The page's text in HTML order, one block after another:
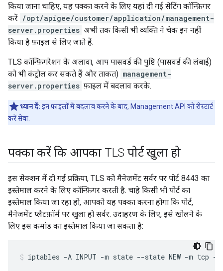
किया जाना चाहिए, यह पक्का करने के लिए यहां दी गई सेटिंग कॉन्फ़िगर
करें /opt/apigee/customer/application/management-
server.properties अभी तक किसी भी व्यक्ति ने चेक इन नहीं
किया है फ़ाइल से लिए जाते हैं.
TLS कॉन्फ़िगरेशन के अलावा, आप पासवर्ड की पुष्टि (पासवर्ड की लंबाई)
को भी कंट्रोल कर सकते हैं और ताकत) management-
server.properties फ़ाइल में बदलाव करके.
ध्यान दें: इन फ़ाइलों में बदलाव करने के बाद, Management API को रीस्टार्ट
करें सेवा.
पक्का करें कि आपका TLS पोर्ट खुला हो
इस सेक्शन में दी गई प्रक्रिया, TLS को मैनेजमेंट सर्वर पर पोर्ट 8443 का
इस्तेमाल करने के लिए कॉन्फ़िगर करती है. चाहे किसी भी पोर्ट का
इस्तेमाल किया जा रहा हो, आपको यह पक्का करना होगा कि पोर्ट,
मैनेजमेंट प्लैटफ़ॉर्म पर खुला हो सर्वर. उदाहरण के लिए, इसे खोलने के
लिए इस कमांड का इस्तेमाल किया जा सकता है: